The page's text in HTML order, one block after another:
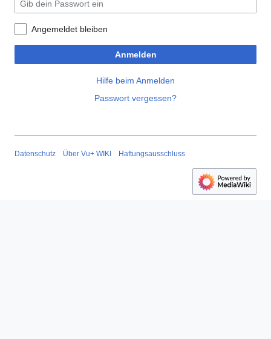
Angemeldet bleiben
Anmelden
Hilfe beim Anmelden
Passwort vergessen?
Datenschutz Über Vu+ WIKI Haftungsausschluss